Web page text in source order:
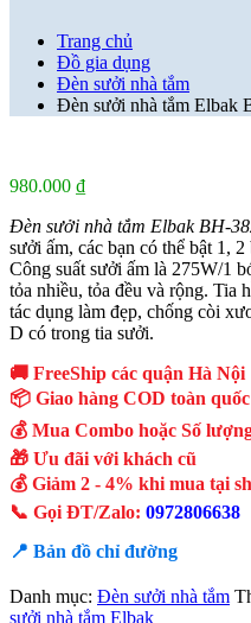
Trang chủ
Đồ gia dụng
Đèn sưởi nhà tắm
Đèn sưởi nhà tắm Elbak
980.000 ₫
Đèn sưởi nhà tắm Elbak BH-
sưởi ấm, các bạn có thể bật 1,
Công suất sưởi ấm là 275W/1
tỏa nhiều, tỏa đều và rộng. Tia
tác dụng làm đẹp, chống còi
D có trong tia sưởi.
🚚 FreeShip các quận Hà Nội
📦 Giao hàng COD toàn quốc
💰 Mua Combo hoặc Số
🎁 Ưu đãi với khách cũ
💰 Giảm 2 - 4% khi mua tại
📞 Gọi ĐT/Zalo: 0972806638
📍 Bản đồ chỉ đường
Danh mục: Đèn sưởi nhà tắm
sưởi nhà tắm Elbak